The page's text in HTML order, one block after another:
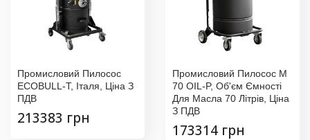
Промисловий Пилосос
ECOBULL-T, Італя, Ціна З
ПДВ
213383 грн
Промисловий Пилосос M
70 OIL-P, Об'єм Ємності
Для Масла 70 Літрів, Ціна
З ПДВ
173314 грн